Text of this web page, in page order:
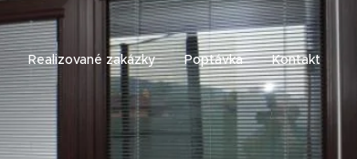
Realizované zakázky Poptávka Kontakt